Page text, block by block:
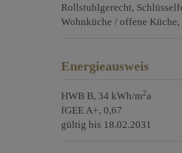
Rollstuhlgerecht
Wohnküche / offene Küche
Energieausweis
HWB B, 34 kWh/m2a
fGEEA+, 0,67
gültig bis 18.02.2031